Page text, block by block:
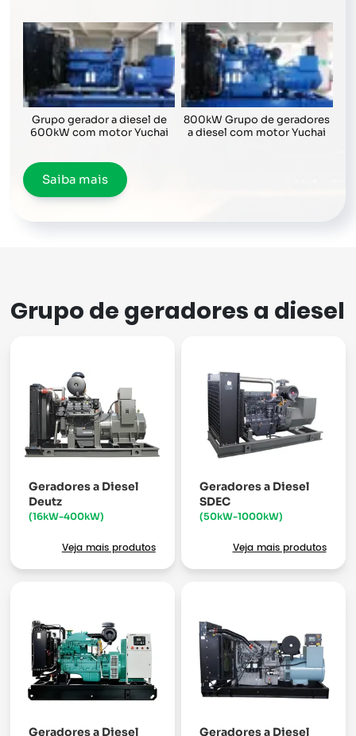
Grupo gerador a diesel de
600kW com motor Yuchai
800kW Grupo de geradores
a diesel com motor Yuchai
Saiba mais
Grupo de geradores a diesel
Geradores a Diesel
Deutz
(16kW-400kW)
Veja mais produtos
Geradores a Diesel
SDEC
(50kW-1000kW)
Veja mais produtos
Geradores a Diesel
Geradores a Diesel